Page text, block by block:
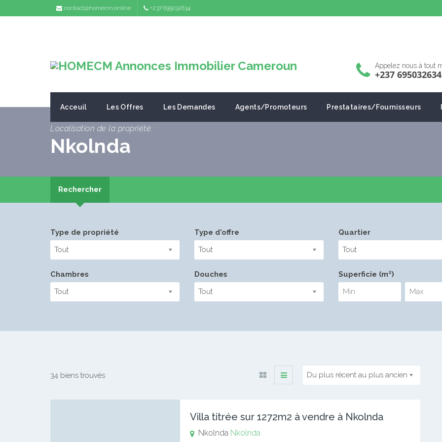
contact@homecm.online +237 695032634
Appelez nous à tout
+237 695032634
Acceuil Les Offres Les Demandes Agents/Promoteurs Prestataires/Fournisseurs
Localisation de la propriété:
Nkolnda
Rechercher
Type de propriété
Tout
Type d'offre
Tout
Quartier
Tout
Chambres
Tout
Douches
Tout
Superficie (m²)
34 biens trouvés Du plus récent au plus ancien
Villa titrée sur 1272m2 à vendre à Nkolnda
Nkolnda Nkolnda